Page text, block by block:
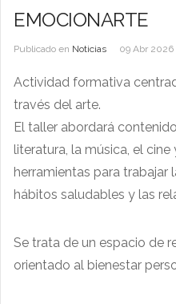
EMOCIONARTE
Publicado en Noticias 09 Abr 2026
Actividad formativa
través del arte.
El taller abordará
literatura, la música, el
herramientas para trabajar
hábitos saludables y las
Se trata de un espacio de
orientado al bienestar